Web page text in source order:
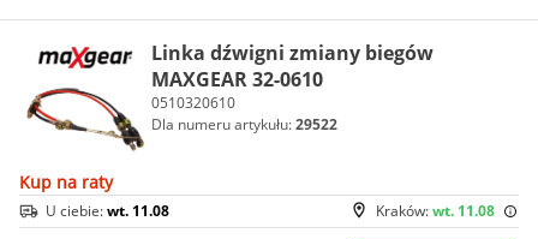
Linka dźwigni zmiany biegów
MAXGEAR 32-0610
0510320610
Dla numeru artykułu:29522
Kup na raty
Kraków:wt. 11.08
U ciebie:wt. 11.08